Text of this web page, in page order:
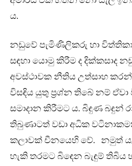
ය.
නඩුවේ පැමිණිලිකරු හා
සඳහා යොමු කිරීම ද දික්කසාද
අවස්ථාවක නීතිය උත්සාහ
විසඳිය යුතු ප්‍රශ්න තිබේ නම් ඒවා
සමාදාන කිරීමට ය. බිඳුණ බඳුන්
තිබුණාටත් වඩා අධික
කලාවක් චීනයෙහි වේ. නමුත්
හැකි තරමට බිඳෙන බැඳුම් තිබිය